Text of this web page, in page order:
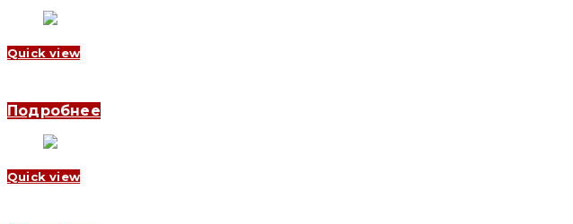
Quick view
Подробнее
Quick view